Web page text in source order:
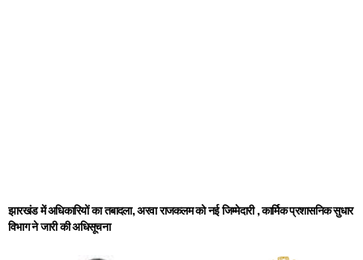
झारखंड में अधिकारियों का तबादला, अरवा राजकलम को नई जिम्मेदारी , कार्मिक प्रशासनिक सुधार
विभाग ने जारी की अधिसूचना